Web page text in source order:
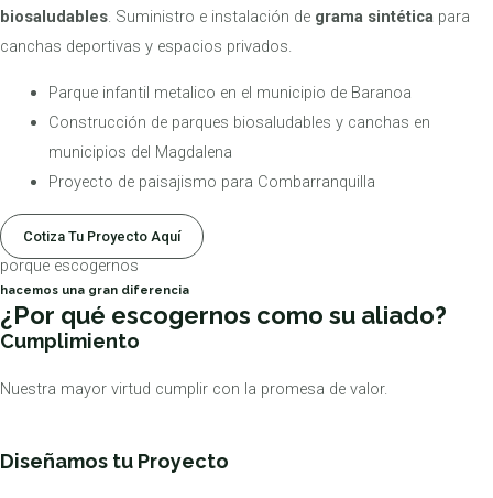
biosaludables. Suministro e instalación de grama sintética para
canchas deportivas y espacios privados.
Parque infantil metalico en el municipio de Baranoa
Construcción de parques biosaludables y canchas en
municipios del Magdalena
Proyecto de paisajismo para Combarranquilla
Cotiza Tu Proyecto Aquí
porque escogernos
hacemos una gran diferencia
¿Por qué escogernos como su aliado?
Cumplimiento
Nuestra mayor virtud cumplir con la promesa de valor.
Diseñamos tu Proyecto